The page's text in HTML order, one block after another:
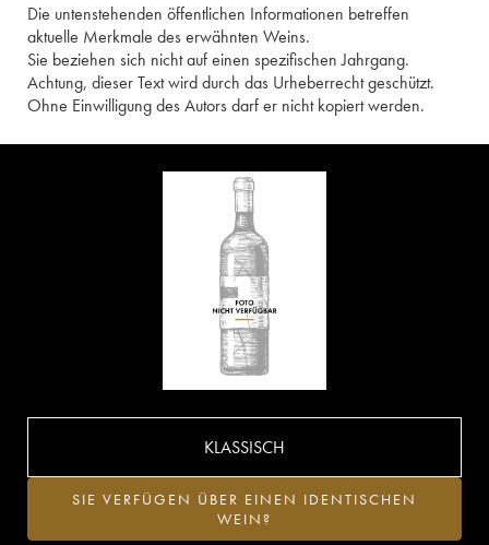
KLASSISCH
SIE VERFÜGEN ÜBER EINEN IDENTISCHEN
WEIN?
Die untenstehenden öffentlichen Informationen betreffen
aktuelle Merkmale des erwähnten Weins.
Sie beziehen sich nicht auf einen spezifischen Jahrgang.
Achtung, dieser Text wird durch das Urheberrecht geschützt.
Ohne Einwilligung des Autors darf er nicht kopiert werden.